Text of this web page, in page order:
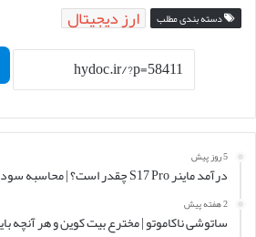
دسته بندی مطلب ارز دیجیتال
5 روز پیش
درآمد ماینر S17 Pro چقدر است؟ | محاسبه سودآوری و نکات کلیدی
2 هفته پیش
ساتوشی ناکاموتو | مخترع بیت کوین و هر آنچه